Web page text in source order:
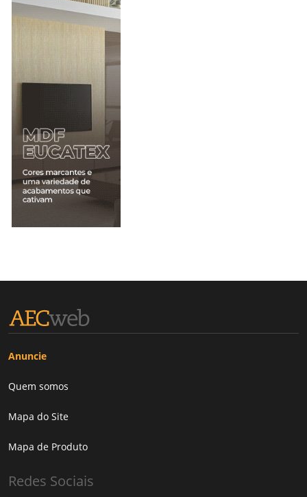
Anuncie
Quem somos
Mapa do Site
Mapa de Produto
Redes Sociais